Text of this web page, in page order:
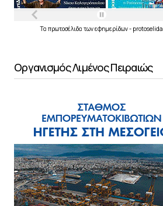
Τα πρωτοσέλιδα τωνεφημερίδων- protoselida
Οργανισμός Λιμένος Πειραιώς